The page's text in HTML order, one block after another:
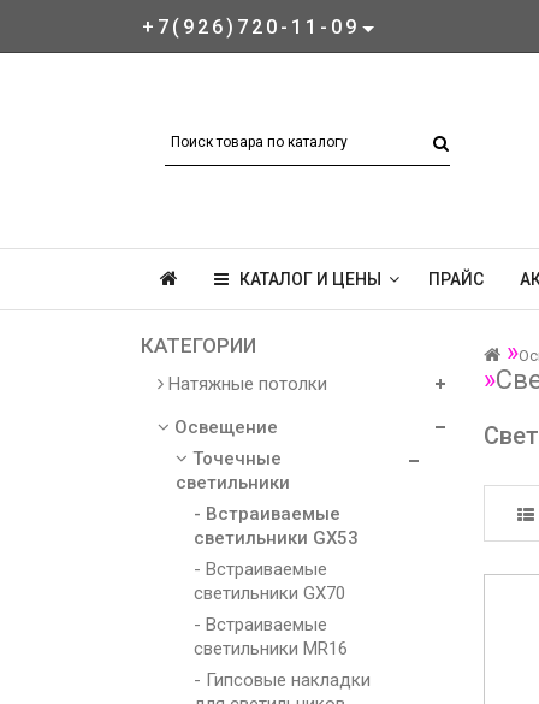
+7(926)720-11-09
КАТАЛОГ И ЦЕНЫ ПРАЙС
КАТЕГОРИИ
Натяжные потолки
Освещение
Точечные
светильники
- Встраиваемые
светильники GX53
- Встраиваемые
светильники GX70
- Встраиваемые
светильники MR16
- Гипсовые накладки